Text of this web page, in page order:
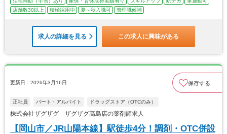
店舗数30以上
積極採用中 夏～秋入職可 管理職候補
求人の詳細を見る この求人に興味がある
更新日：2026年3月16日 保存する
正社員 パート・アルバイト ドラッグストア（OTCのみ）
株式会社ザグザグ ザグザグ高島店の薬剤師求人
【岡山市／JR山陽本線】駅徒歩4分！調剤・OTC併設